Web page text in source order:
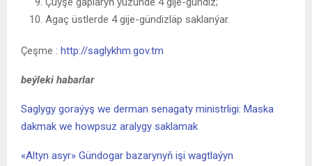
Agaç üstlerde 4 gije-gündizläp saklanýar.
Çeşme : http://saglykhm.gov.tm
beýleki habarlar
Saglygy goraýyş we derman senagaty ministrligi: Maska
dakmak we howpsuz aralygy saklamak
«Altyn asyr» Gündogar bazarynyň işi wagtlaýyn